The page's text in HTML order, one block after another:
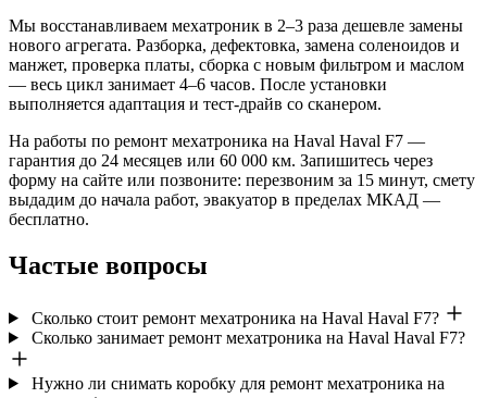
Мы восстанавливаем мехатроник в 2–3 раза дешевле замены
нового агрегата. Разборка, дефектовка, замена соленоидов и
манжет, проверка платы, сборка с новым фильтром и маслом
— весь цикл занимает 4–6 часов. После установки
выполняется адаптация и тест-драйв со сканером.
На работы по ремонт мехатроника на Haval Haval F7 —
гарантия до 24 месяцев или 60 000 км. Запишитесь через
форму на сайте или позвоните: перезвоним за 15 минут, смету
выдадим до начала работ, эвакуатор в пределах МКАД —
бесплатно.
Частые вопросы
Сколько стоит ремонт мехатроника на Haval Haval F7?
Сколько занимает ремонт мехатроника на Haval Haval F7?
Нужно ли снимать коробку для ремонт мехатроника на